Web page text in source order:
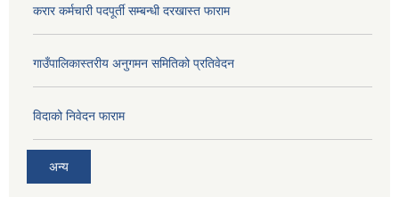
करार कर्मचारी पदपूर्ती सम्बन्धी दरखास्त फाराम
गाउँपालिकास्तरीय अनुगमन समितिको प्रतिवेदन
विदाको निवेदन फाराम
अन्य